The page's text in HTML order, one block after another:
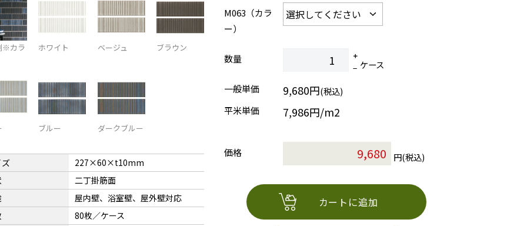
※カラ ホワイト ベージュ ブラウン
ブルー ダークブルー
227×60×t10mm
二丁掛筋面
屋内壁、浴室壁、屋外壁対応
80枚／ケース
M063（カラ
ー）
数量
ケース
一般単価
9,680円(税込)
平米単価
7,986円/m2
価格 円(税込)
カートに追加